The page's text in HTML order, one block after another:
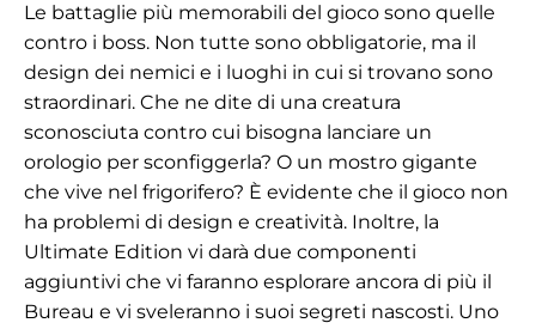
Le battaglie più memorabili del gioco sono quelle
contro i boss. Non tutte sono obbligatorie, ma il
design dei nemici e i luoghi in cui si trovano sono
straordinari. Che ne dite di una creatura
sconosciuta contro cui bisogna lanciare un
orologio per sconfiggerla? O un mostro gigante
che vive nel frigorifero? È evidente che il gioco non
ha problemi di design e creatività. Inoltre, la
Ultimate Edition vi darà due componenti
aggiuntivi che vi faranno esplorare ancora di più il
Bureau e vi sveleranno i suoi segreti nascosti. Uno